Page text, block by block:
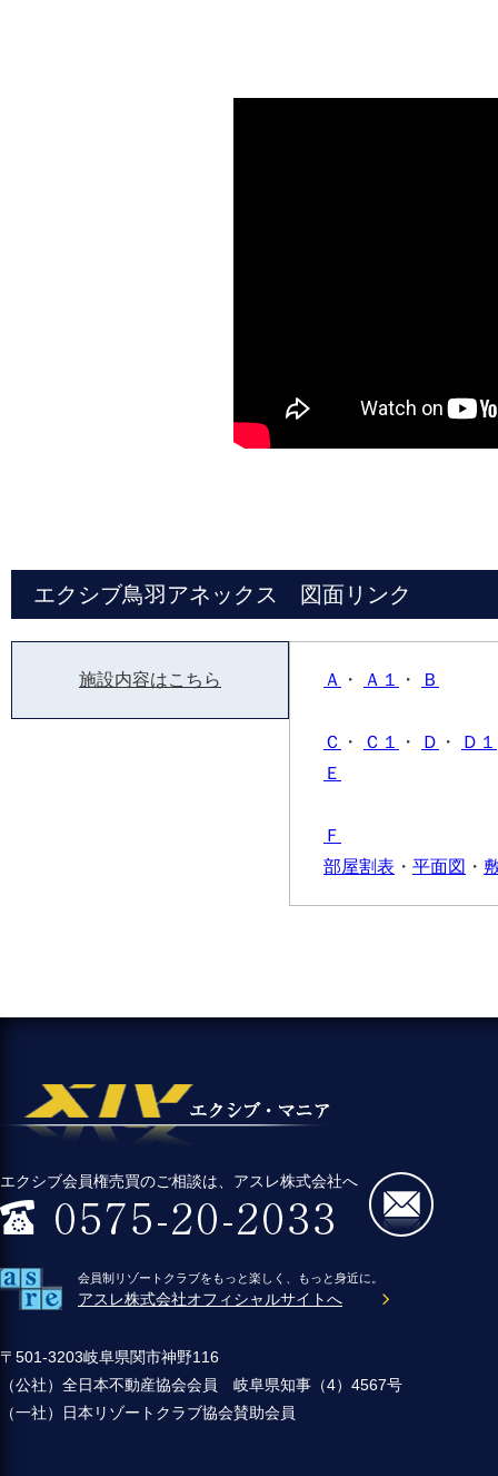
エクシブ鳥羽アネックス 図面リンク
施設内容はこちら Ａ ・ Ａ１ ・ Ｂ
Ｃ ・ Ｃ１ ・ Ｄ ・ Ｄ１
Ｅ
Ｆ
部屋割表 ・ 平面図 ・
エクシブ会員権売買のご相談は、アスレ株式会社へ
会員制リゾートクラブをもっと楽しく、もっと身近に。
アスレ株式会社オフィシャルサイトへ
〒501-3203岐阜県関市神野116
（公社）全日本不動産協会会員 岐阜県知事（4）4567号
（一社）日本リゾートクラブ協会賛助会員